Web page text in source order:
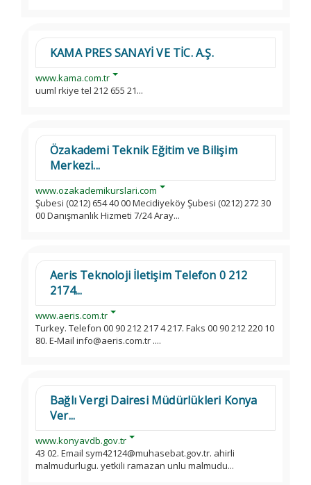
KAMA PRES SANAYİ VE TİC. A.Ş.
www.kama.com.tr
uuml rkiye tel 212 655 21...
Özakademi Teknik Eğitim ve Bilişim
Merkezi...
www.ozakademikurslari.com
Şubesi (0212) 654 40 00 Mecidiyeköy Şubesi (0212) 272 30
00 Danışmanlık Hizmeti 7/24 Aray...
Aeris Teknoloji İletişim Telefon 0 212
2174...
www.aeris.com.tr
Turkey. Telefon 00 90 212 217 4 217. Faks 00 90 212 220 10
80. E-Mail info@aeris.com.tr ....
Bağlı Vergi Dairesi Müdürlükleri Konya
Ver...
www.konyavdb.gov.tr
43 02. Email sym42124@muhasebat.gov.tr. ahirli
malmudurlugu. yetkili ramazan unlu malmudu...